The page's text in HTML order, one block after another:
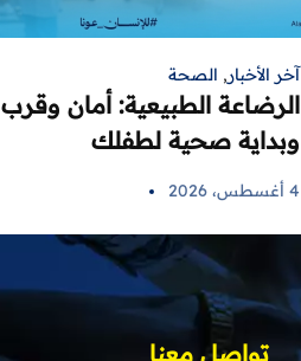
آخر الأخبار, الصحة
الرضاعة الطبيعية: أمان وقرب
وبداية صحية لطفلك
4 أغسطس، 2026
تواصل معنا